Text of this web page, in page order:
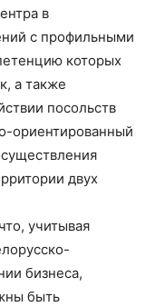
в
с профильными
которых
а также
посольств
ориентированный
двух
учитывая
бизнеса,
быть